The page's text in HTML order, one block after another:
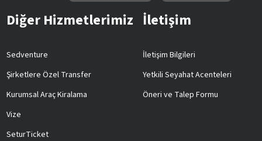
Diğer Hizmetlerimiz
Sedventure
Şirketlere Özel Transfer
Kurumsal Araç Kiralama
Vize
SeturTicket
İletişim
İletişim Bilgileri
Yetkili Seyahat Acenteleri
Öneri ve Talep Formu